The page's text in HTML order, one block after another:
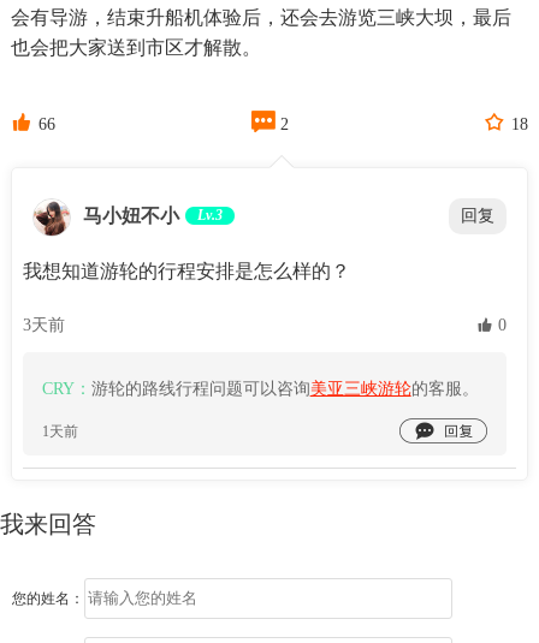
会有导游，结束升船机体验后，还会去游览三峡大坝，最后
也会把大家送到市区才解散。
 66  2  18
马小妞不小 Lv.3 回复
我想知道游轮的行程安排是怎么样的？
3天前  0
CRY： 游轮的路线行程问题可以咨询美亚三峡游轮的客服。
1天前 
我来回答
您的姓名：